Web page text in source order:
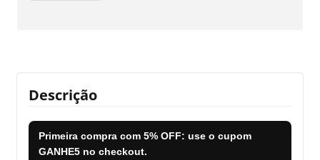
Descrição
Primeira compra com 5% OFF: use o cupom
GANHE5 no checkout.